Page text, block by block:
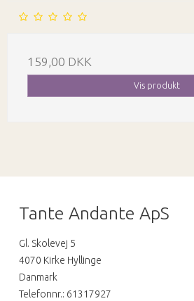
159,00 DKK
Vis produkt
Tante Andante ApS
Gl. Skolevej 5
4070 Kirke Hyllinge
Danmark
Telefonnr.: 61317927